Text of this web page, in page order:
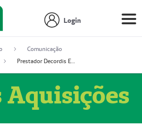
Login
Comunicação
Prestador Decordis Exames Cardiológicos LTDA (51004347-4)
Aquisições